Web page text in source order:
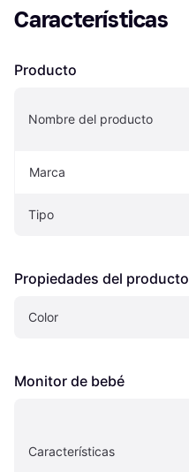
Características
Producto
Nombre del producto
Marca
Tipo
Propiedades del producto
Color
Monitor de bebé
Características